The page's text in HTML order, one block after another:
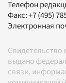
Телефон
Факс:+7 (495)
Электронная
выдано
связи,